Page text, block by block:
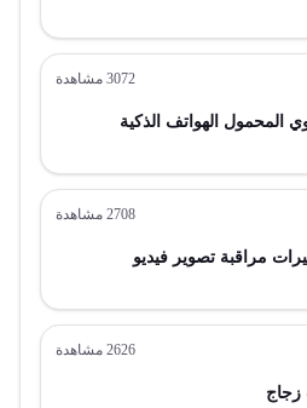
3072 مشاهدة
المحمول الهواتف الذكية
2708 مشاهدة
مراقبة تصوير فيديو
2626 مشاهدة
زجاج